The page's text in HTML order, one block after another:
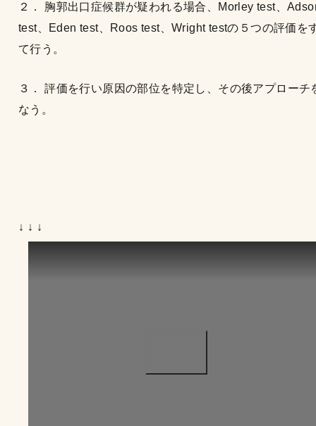
２． 胸郭出口症候群が疑われる場合、Morley test、
test、Eden test、Roos test、Wright testの５つの評価を
て行う。
３． 評価を行い原因の部位を特定し、その後アプローチ
なう。
↓ ↓ ↓